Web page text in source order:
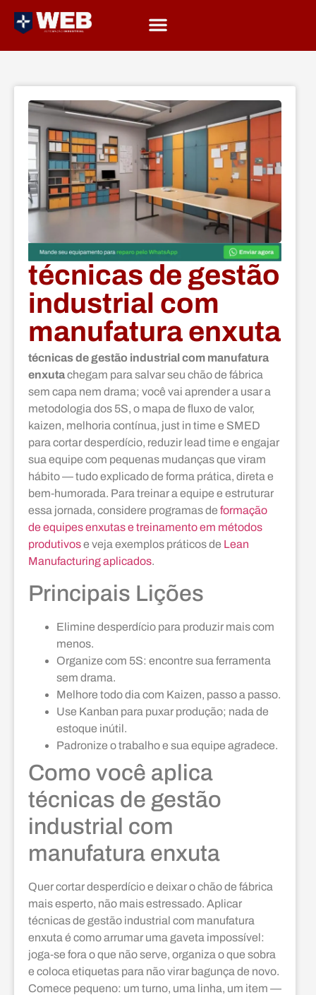
técnicas de gestão
industrial com
manufatura enxuta
técnicas de gestão industrial com manufatura
enxutachegam para salvar seu chão de fábrica
sem capa nem drama; você vai aprender a usar a
metodologia dos 5S, o mapa de fluxo de valor,
kaizen, melhoria contínua, just in time e SMED
para cortar desperdício, reduzir lead time e engajar
sua equipe com pequenas mudanças que viram
hábito — tudo explicado de forma prática, direta e
bem‑humorada. Para treinar a equipe e estruturar
essa jornada, considere programas de formação
de equipes enxutas e treinamento em métodos
produtivose veja exemplos práticos de Lean
Manufacturing aplicados.
Principais Lições
Elimine desperdício para produzir mais com
menos.
Organize com 5S: encontre sua ferramenta
sem drama.
Melhore todo dia com Kaizen, passo a passo.
Use Kanban para puxar produção; nada de
estoque inútil.
Padronize o trabalho e sua equipe agradece.
Como você aplica
técnicas de gestão
industrial com
manufatura enxuta
Quer cortar desperdício e deixar o chão de fábrica
mais esperto, não mais estressado. Aplicar
técnicas de gestão industrial com manufatura
enxuta é como arrumar uma gaveta impossível:
joga‑se fora o que não serve, organiza o que sobra
e coloca etiquetas para não virar bagunça de novo.
Comece pequeno: um turno, uma linha, um item —